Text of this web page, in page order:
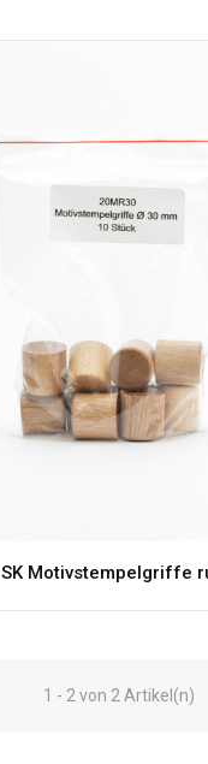
SK Motivstempelgriffe
1 - 2 von 2 Artikel(n)